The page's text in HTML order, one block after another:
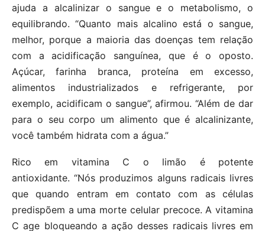
ajuda a alcalinizar o sangue e o metabolismo, o
equilibrando. “Quanto mais alcalino está o sangue,
melhor, porque a maioria das doenças tem relação
com a acidificação sanguínea, que é o oposto.
Açúcar, farinha branca, proteína em excesso,
alimentos industrializados e refrigerante, por
exemplo, acidificam o sangue”, afirmou. “Além de dar
para o seu corpo um alimento que é alcalinizante,
você também hidrata com a água.”
Rico em vitamina C o limão é potente
antioxidante. “Nós produzimos alguns radicais livres
que quando entram em contato com as células
predispõem a uma morte celular precoce. A vitamina
C age bloqueando a ação desses radicais livres em